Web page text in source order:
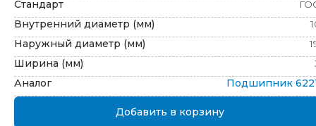
Стандарт
Внутренний диаметр (мм)
Наружный диаметр (мм)
Ширина (мм)
Аналог
Подшипник
Добавить в корзину